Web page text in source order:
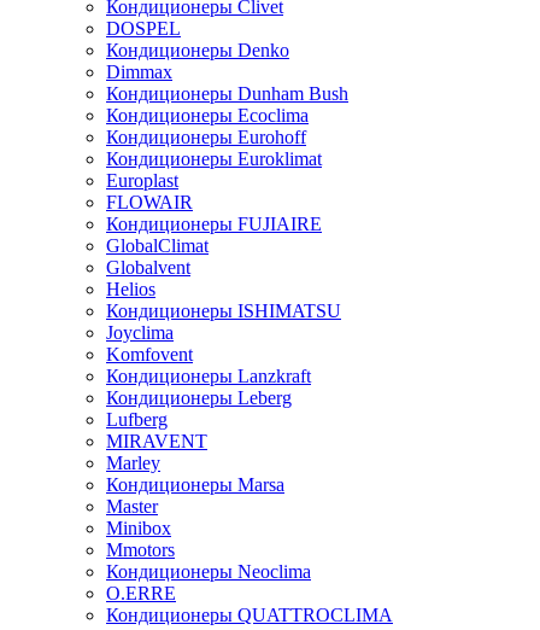
Кондиционеры Clivet
DOSPEL
Кондиционеры Denko
Dimmax
Кондиционеры Dunham Bush
Кондиционеры Ecoclima
Кондиционеры Eurohoff
Кондиционеры Euroklimat
Europlast
FLOWAIR
Кондиционеры FUJIAIRE
GlobalClimat
Globalvent
Helios
Кондиционеры ISHIMATSU
Joyclima
Komfovent
Кондиционеры Lanzkraft
Кондиционеры Leberg
Lufberg
MIRAVENT
Marley
Кондиционеры Marsa
Master
Minibox
Mmotors
Кондиционеры Neoclima
O.ERRE
Кондиционеры QUATTROCLIMA